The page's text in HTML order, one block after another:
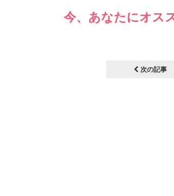
今、あなたにオス
次の記事